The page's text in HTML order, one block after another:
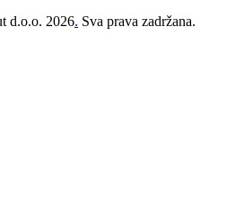
d.o.o. 2026. Sva prava zadržana.